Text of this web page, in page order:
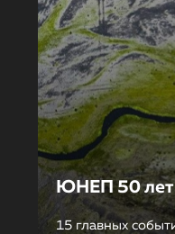
ЮНЕП 50 лет
15 главных